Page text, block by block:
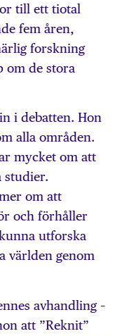
till ett tiotal
fem åren,
forskning
om de stora
i debatten. Hon
alla områden.
mycket om att
studier.
om att
och förhåller
utforska
världen genom
avhandling –
att ”Reknit”